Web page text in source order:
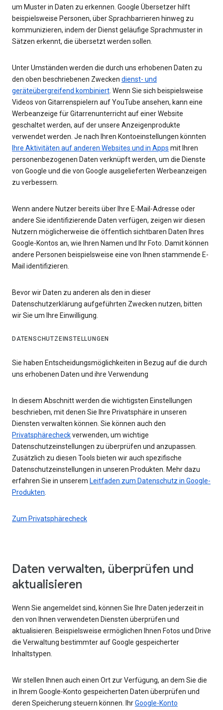
um Muster in Daten zu erkennen. Google Übersetzer hilft
beispielsweise Personen, über Sprachbarrieren hinweg zu
kommunizieren, indem der Dienst geläufige Sprachmuster in
Sätzen erkennt, die übersetzt werden sollen.
Unter Umständen werden die durch uns erhobenen Daten zu
den oben beschriebenen Zwecken dienst- und
geräteübergreifend kombiniert . Wenn Sie sich beispielsweise
Videos von Gitarrenspielern auf YouTube ansehen, kann eine
Werbeanzeige für Gitarrenunterricht auf einer Website
geschaltet werden, auf der unsere Anzeigenprodukte
verwendet werden. Je nach Ihren Kontoeinstellungen könnten
Ihre Aktivitäten auf anderen Websites und in Apps mit Ihren
personenbezogenen Daten verknüpft werden, um die Dienste
von Google und die von Google ausgelieferten Werbeanzeigen
zu verbessern.
Wenn andere Nutzer bereits über Ihre E-Mail-Adresse oder
andere Sie identifizierende Daten verfügen, zeigen wir diesen
Nutzern möglicherweise die öffentlich sichtbaren Daten Ihres
Google-Kontos an, wie Ihren Namen und Ihr Foto. Damit können
andere Personen beispielsweise eine von Ihnen stammende E-
Mail identifizieren.
Bevor wir Daten zu anderen als den in dieser
Datenschutzerklärung aufgeführten Zwecken nutzen, bitten
wir Sie um Ihre Einwilligung.
DATENSCHUTZEINSTELLUNGEN
Sie haben Entscheidungsmöglichkeiten in Bezug auf die durch
uns erhobenen Daten und ihre Verwendung
In diesem Abschnitt werden die wichtigsten Einstellungen
beschrieben, mit denen Sie Ihre Privatsphäre in unseren
Diensten verwalten können. Sie können auch den
Privatsphärecheckverwenden, um wichtige
Datenschutzeinstellungen zu überprüfen und anzupassen.
Zusätzlich zu diesen Tools bieten wir auch spezifische
Datenschutzeinstellungen in unseren Produkten. Mehr dazu
erfahren Sie in unserem Leitfaden zum Datenschutz in Google-
Produkten
Zum Privatsphärecheck
Daten verwalten, überprüfen und
aktualisieren
Wenn Sie angemeldet sind, können Sie Ihre Daten jederzeit in
den von Ihnen verwendeten Diensten überprüfen und
aktualisieren. Beispielsweise ermöglichen Ihnen Fotos und Drive
die Verwaltung bestimmter auf Google gespeicherter
Inhaltstypen.
Wir stellen Ihnen auch einen Ort zur Verfügung, an dem Sie die
in Ihrem Google-Konto gespeicherten Daten überprüfen und
deren Speicherung steuern können. IhrGoogle-Konto